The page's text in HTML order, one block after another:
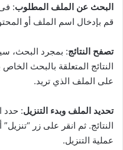
البحث عن الملف المطلوب:
قم بإدخال اسم الملف أو
تصفح النتائج
النتائج المتعلقة بالبحث
على الملف الذي تريد.
تحديد الملف وبدء التنزيل: حدد
النتائج. ثم انقر على زر
عملية التنزيل.